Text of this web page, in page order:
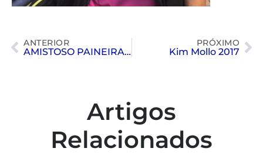
ANTERIOR
AMISTOSO PAINEIRAS E CIRCULO MILITAR
PRÓXIMO
Kim Mollo 2017
Artigos
Relacionados